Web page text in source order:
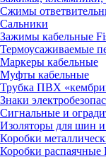
Сжимы
Сальники
Зажимы кабельные
Термоусаживаемые
Маркеры кабельные
Муфты кабельные
Трубка ПВХ
Знаки
Сигнальные и
Изоляторы для шин и
Коробки
Коробки